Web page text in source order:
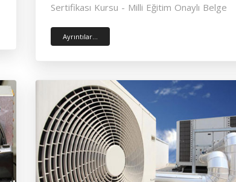
Sertifikası Kursu - Milli Eğitim Onaylı Belge
Ayrıntılar...